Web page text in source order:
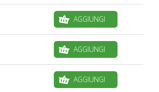
AGGIUNGI
AGGIUNGI
AGGIUNGI